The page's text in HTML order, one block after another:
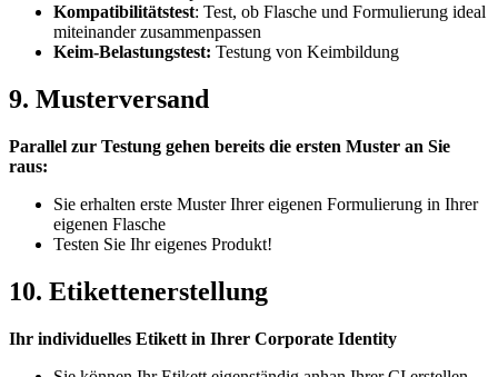
Kompatibilitätstest: Test, ob Flasche und Formulierung ideal
miteinander zusammenpassen
Keim-Belastungstest: Testung von Keimbildung
9. Musterversand
Parallel zur Testung gehen bereits die ersten Muster an Sie
raus:
Sie erhalten erste Muster Ihrer eigenen Formulierung in Ihrer
eigenen Flasche
Testen Sie Ihr eigenes Produkt!
10. Etikettenerstellung
Ihr individuelles Etikett in Ihrer Corporate Identity